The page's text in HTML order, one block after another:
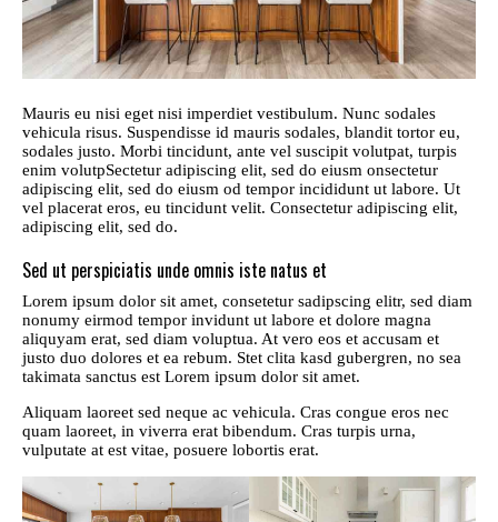
Mauris eu nisi eget nisi imperdiet vestibulum. Nunc sodales
vehicula risus. Suspendisse id mauris sodales, blandit tortor eu,
sodales justo. Morbi tincidunt, ante vel suscipit volutpat, turpis
enim volutpSectetur adipiscing elit, sed do eiusm onsectetur
adipiscing elit, sed do eiusm od tempor incididunt ut labore. Ut
vel placerat eros, eu tincidunt velit. Consectetur adipiscing elit,
adipiscing elit, sed do.
Sed ut perspiciatis unde omnis iste natus et
Lorem ipsum dolor sit amet, consetetur sadipscing elitr, sed diam
nonumy eirmod tempor invidunt ut labore et dolore magna
aliquyam erat, sed diam voluptua. At vero eos et accusam et
justo duo dolores et ea rebum. Stet clita kasd gubergren, no sea
takimata sanctus est Lorem ipsum dolor sit amet.
Aliquam laoreet sed neque ac vehicula. Cras congue eros nec
quam laoreet, in viverra erat bibendum. Cras turpis urna,
vulputate at est vitae, posuere lobortis erat.